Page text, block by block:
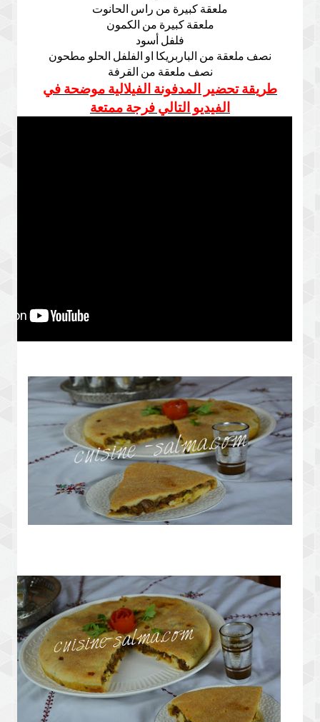
ملعقة كبيرة من راس الحانوت
ملعقة كبيرة من الكمون
فلفل أسود
نصف ملعقة من الباربريكا او الفلفل الحلو مطحون
نصف ملعقة من القرفة
طريقة تحضير المدفونة الفيلالية موضحة في
الفيديو التالي فرجة ممتعة